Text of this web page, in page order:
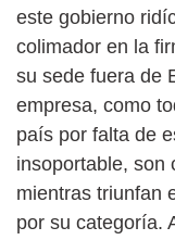
este gobierno
colimador en la
su sede fuera de
empresa, como
país por falta de
insoportable, son
mientras triunfan
por su categoría.